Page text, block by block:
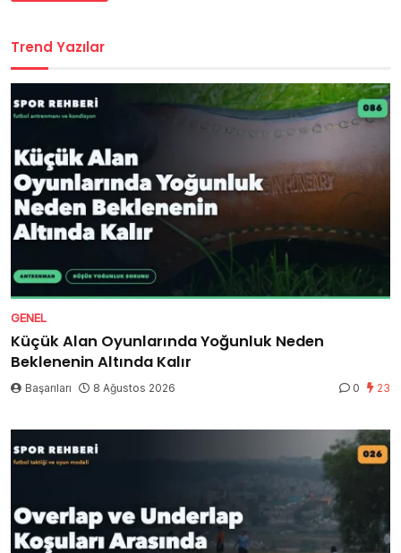
Trend Yazılar
GENEL
Küçük Alan Oyunlarında Yoğunluk Neden
Beklenenin Altında Kalır
Başarıları 8 Ağustos 2026 0 23